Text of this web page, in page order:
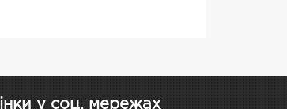
у соц. мережах